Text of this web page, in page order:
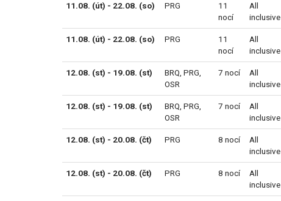
11.08. (út) - 22.08. (so) PRG
11
nocí
All
inclusive
11.08. (út) - 22.08. (so) PRG
11
nocí
All
inclusive
12.08. (st) - 19.08. (st) BRQ, PRG,
OSR
7 nocí
All
inclusive
12.08. (st) - 19.08. (st) BRQ, PRG,
OSR
7 nocí
All
inclusive
12.08. (st) - 20.08. (čt) PRG 8 nocí
All
inclusive
12.08. (st) - 20.08. (čt) PRG 8 nocí
All
inclusive